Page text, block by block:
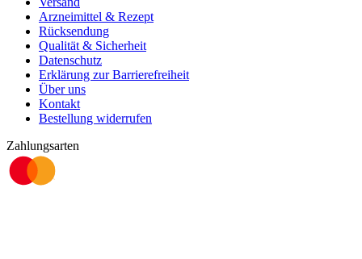
Arzneimittel & Rezept
Rücksendung
Qualität & Sicherheit
Datenschutz
Erklärung zur Barrierefreiheit
Über uns
Kontakt
Bestellung widerrufen
Zahlungsarten